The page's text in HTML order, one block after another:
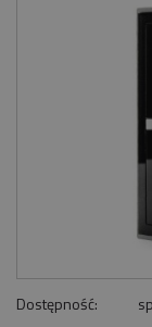
Dostępność: